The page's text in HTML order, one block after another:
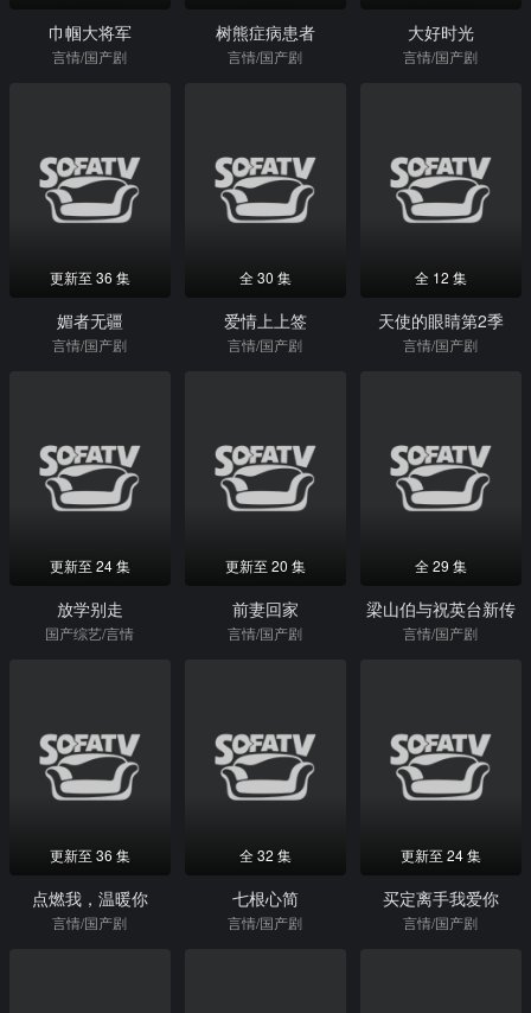
巾帼大将军
言情/国产剧
树熊症病患者
言情/国产剧
大好时光
言情/国产剧
更新至 36 集
媚者无疆
言情/国产剧
全 30 集
爱情上上签
言情/国产剧
全 12 集
天使的眼睛第2季
言情/国产剧
更新至 24 集
放学别走
国产综艺/言情
更新至 20 集
前妻回家
言情/国产剧
全 29 集
梁山伯与祝英台新传
言情/国产剧
更新至 36 集
点燃我，温暖你
言情/国产剧
全 32 集
七根心简
言情/国产剧
更新至 24 集
买定离手我爱你
言情/国产剧